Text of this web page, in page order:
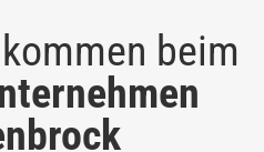
beim